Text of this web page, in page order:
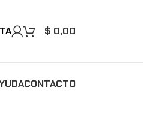
$ 0,00
CONTACTO